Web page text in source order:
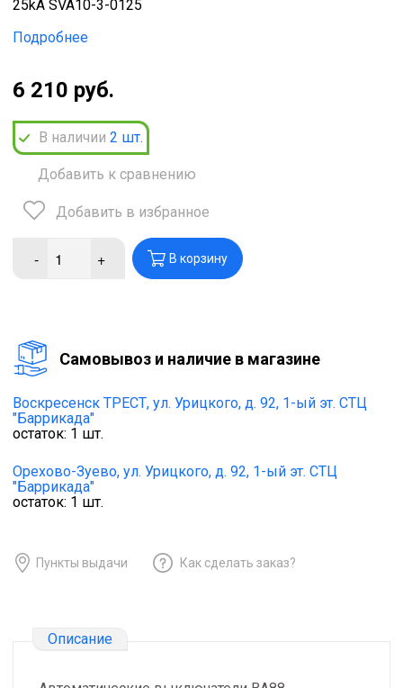
25kA SVA10-3-0125
Подробнее
6 210 руб.
В наличии 2 шт.
Добавить к сравнению
Добавить в избранное
- + В корзину
Cамовывоз и наличие в магазине
Воскресенск ТРЕСТ, ул. Урицкого, д. 92, 1-ый эт. СТЦ
"Баррикада"
остаток: 1 шт.
Орехово-Зуево, ул. Урицкого, д. 92, 1-ый эт. СТЦ
"Баррикада"
остаток: 1 шт.
Пункты выдачи Как сделать заказ?
Описание